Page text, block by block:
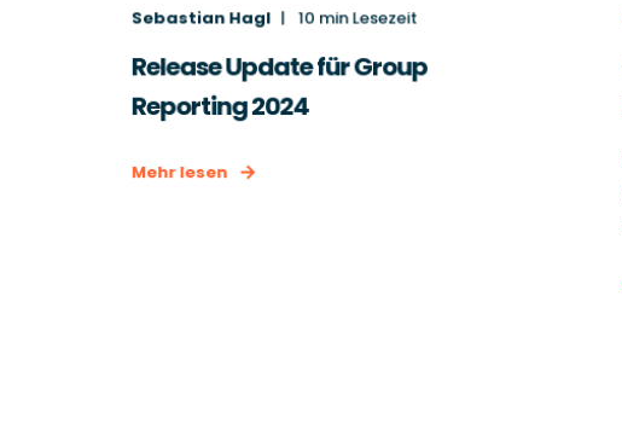
Sebastian Hagl 10 min Lesezeit
Release Update für Group
Reporting 2024
Mehr lesen